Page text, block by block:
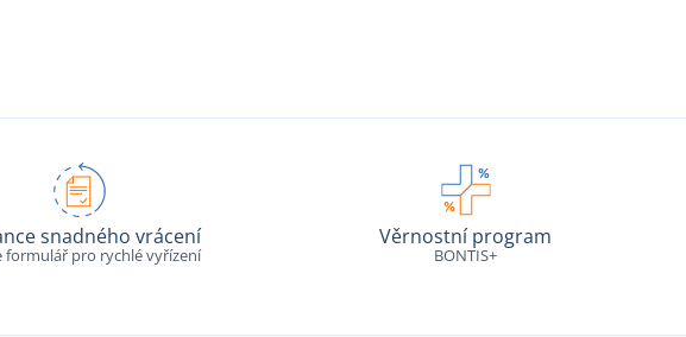
snadného vrácení
formulář pro rychlé vyřízení
Věrnostní program
BONTIS+